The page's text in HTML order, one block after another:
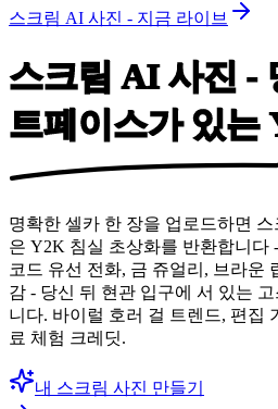
스크림 AI 사진 - 지금 라이브
스크림 AI 사진 -
트페이스가 있는
명확한 셀카 한 장을 업로드하면
은 Y2K 침실 초상화를 반환합니다
코드 유선 전화, 금 쥬얼리, 브라운
감 - 당신 뒤 현관 입구에 서 있는
니다. 바이럴 호러 걸 트렌드, 편집
료 체험 크레딧.
내 스크림 사진 만들기